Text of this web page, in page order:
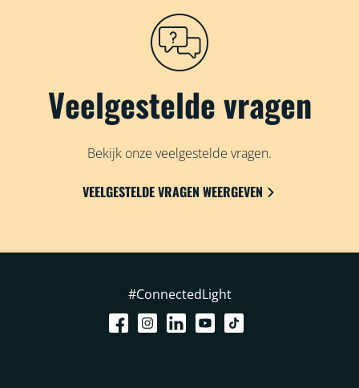
Veelgestelde vragen
Bekijk onze veelgestelde vragen.
VEELGESTELDE VRAGEN WEERGEVEN
#ConnectedLight